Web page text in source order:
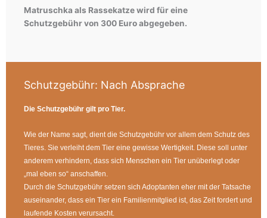
Matruschka als Rassekatze wird für eine
Schutzgebühr von 300 Euro abgegeben.
Schutzgebühr: Nach Absprache
Die Schutzgebühr gilt pro Tier.
Wie der Name sagt, dient die Schutzgebühr vor allem dem Schutz des
Tieres. Sie verleiht dem Tier eine gewisse Wertigkeit. Diese soll unter
anderem verhindern, dass sich Menschen ein Tier unüberlegt oder
„mal eben so“ anschaffen.
Durch die Schutzgebühr setzen sich Adoptanten eher mit der Tatsache
auseinander, dass ein Tier ein Familienmitglied ist, das Zeit fordert und
laufende Kosten verursacht.